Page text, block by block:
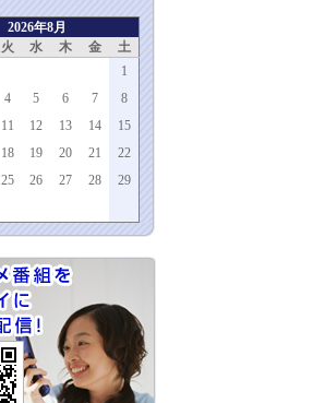
2026年8月
火 水 木 金
土
1
4 5 6 7
8
11 12 13 14
15
18 19 20 21
22
25 26 27 28
29